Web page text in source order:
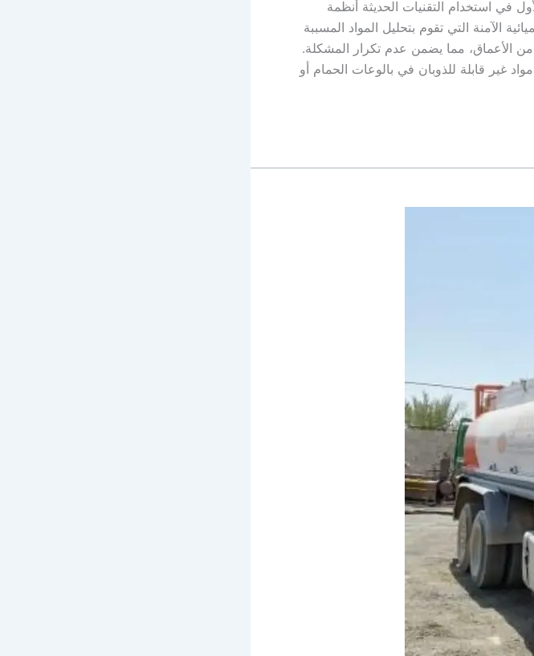
في استخدام التقنيات الحديثة أنظمة
الآمنة التي تقوم بتحليل المواد المسببة
الأعماق، مما يضمن عدم تكرار المشكلة.
غير قابلة للذوبان في بالوعات الحمام أو